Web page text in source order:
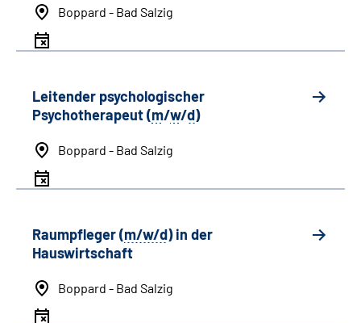
Boppard - Bad Salzig
Leitender psychologischer
Psychotherapeut (m/w/d)
Boppard - Bad Salzig
Raumpfleger (m/w/d) in der
Hauswirtschaft
Boppard - Bad Salzig